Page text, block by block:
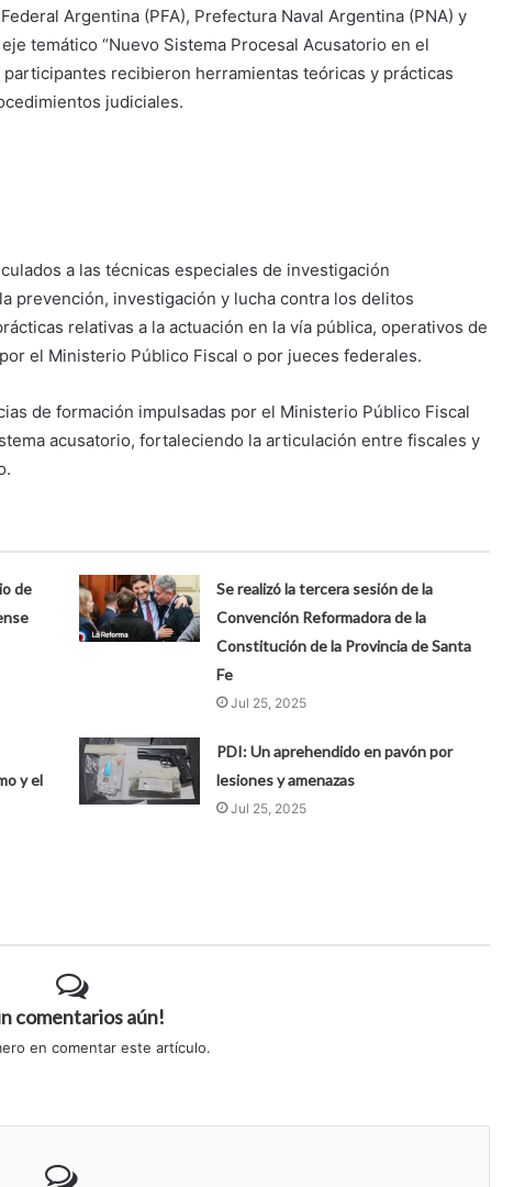
Argentina (PFA), Prefectura Naval Argentina (PNA) y
temático “Nuevo Sistema Procesal Acusatorio en el
recibieron herramientas teóricas y prácticas
judiciales.
a las técnicas especiales de investigación
prevención, investigación y lucha contra los delitos
relativas a la actuación en la vía pública, operativos de
el Ministerio Público Fiscal o por jueces federales.
de formación impulsadas por el Ministerio Público Fiscal
acusatorio, fortaleciendo la articulación entre fiscales y
de
Se realizó la tercera sesión de la
Convención Reformadora de la
Constitución de la Provincia de Santa
Fe
Jul 25, 2025
y el
PDI: Un aprehendido en pavón por
lesiones y amenazas
Jul 25, 2025
comentarios aún!
en comentar este artículo.